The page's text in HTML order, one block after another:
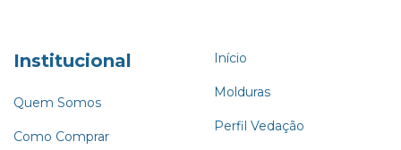
Institucional
Quem Somos
Como Comprar
Início
Molduras
Perfil Vedação